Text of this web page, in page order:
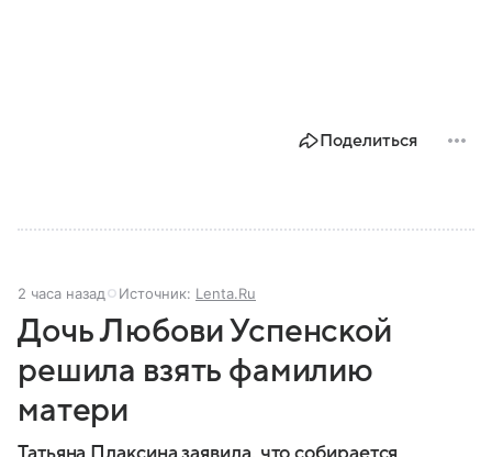
Поделиться
2 часа назад Источник: Lenta.Ru
Дочь Любови Успенской
решила взять фамилию
матери